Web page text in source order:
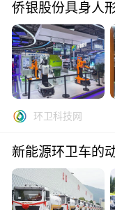
侨银股份具身人
环卫科技网
新能源环卫车的